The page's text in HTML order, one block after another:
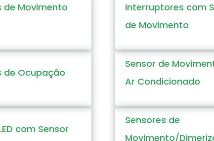
de Movimento
Interruptores com
de Movimento
de Ocupação
Sensor de
Ar Condicionado
com Sensor
Sensores de
Movimento/